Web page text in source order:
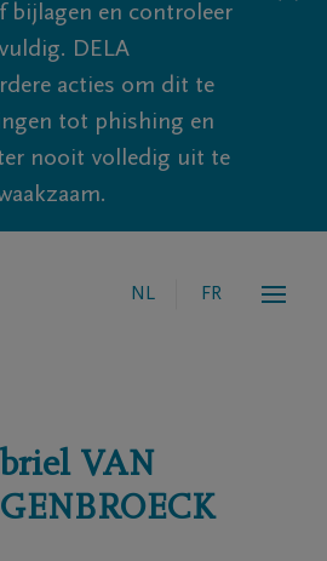
bijlagen en controleer
DELA
acties om dit te
tot phishing en
nooit volledig uit te
NL FR
VAN